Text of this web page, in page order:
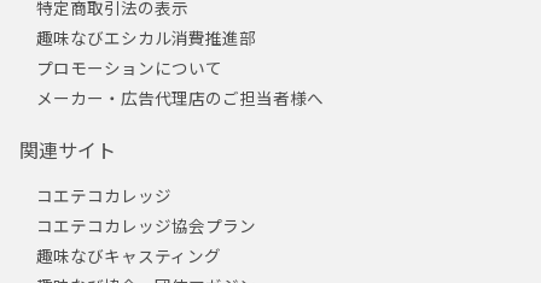
特定商取引法の表示
趣味なびエシカル消費推進部
プロモーションについて
メーカー・広告代理店のご担当者様へ
関連サイト
コエテコカレッジ
コエテコカレッジ協会プラン
趣味なびキャスティング